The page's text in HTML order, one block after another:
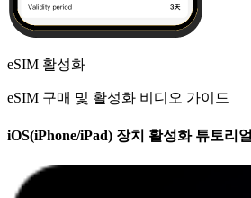
eSIM 활성화
eSIM 구매 및 활성화 비디오 가이드
iOS(iPhone/iPad) 장치 활성화 튜토리얼